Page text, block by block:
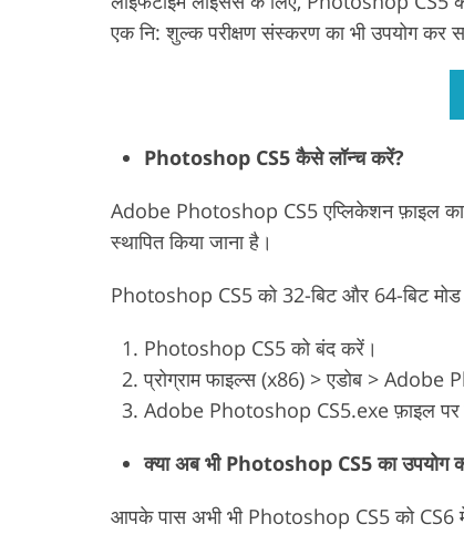
एक नि: शुल्क परीक्षण संस्करण का भी उपयोग कर
Photoshop CS5 कैसे लॉन्च करें?
Adobe Photoshop CS5 एप्लिकेशन फ़ाइल
स्थापित किया जाना है।
Photoshop CS5 को 32-बिट और 64-बिट
Photoshop CS5 को बंद करें।
प्रोग्राम फाइल्स (x86) > एडोब > Adobe
Adobe Photoshop CS5.exe फ़ाइल
क्या अब भी Photoshop CS5 का उपयोग
आपके पास अभी भी Photoshop CS5 को CS6